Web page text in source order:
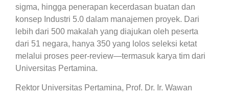
sigma, hingga penerapan kecerdasan buatan dan
konsep Industri 5.0 dalam manajemen proyek. Dari
lebih dari 500 makalah yang diajukan oleh peserta
dari 51 negara, hanya 350 yang lolos seleksi ketat
melalui proses peer-review—termasuk karya tim dari
Universitas Pertamina.
Rektor Universitas Pertamina, Prof. Dr. Ir. Wawan